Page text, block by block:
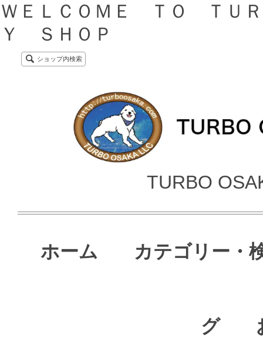
ＷＥＬＣＯＭＥ ＴＯ ＴＵ
Ｙ ＳＨＯＰ
ショップ内検索
TURBO
ホーム カテゴリー・
グ